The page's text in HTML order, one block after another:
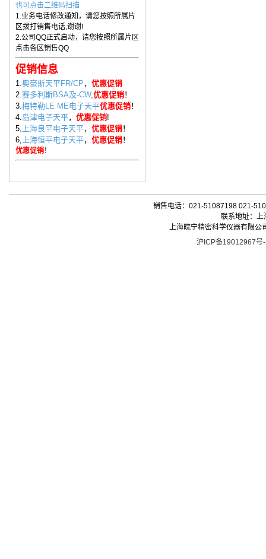
也可点击二维码扫描
1.业务电话修改通知，请您按照所属片
区拨打销售电话,谢谢!
2.公司QQ正式启动，请您按照所属片区
点击各区销售QQ
促销信息
1. 奥豪斯天平FR/CP ， 优惠促销
2. 赛多利斯BSA及-CW, 优惠促销！
3. 梅特勒LE ME电子天平优惠促销！
4. 岛津电子天平， 优惠促销!
5,
上海良平电子天平， 优惠促销！
6,
上海恒平电子天平， 优惠促销！
优惠促销！
销售电话：021-51087198 021-
联系地址：
上海皖宁精密科学仪器有限
沪ICP备19012967号